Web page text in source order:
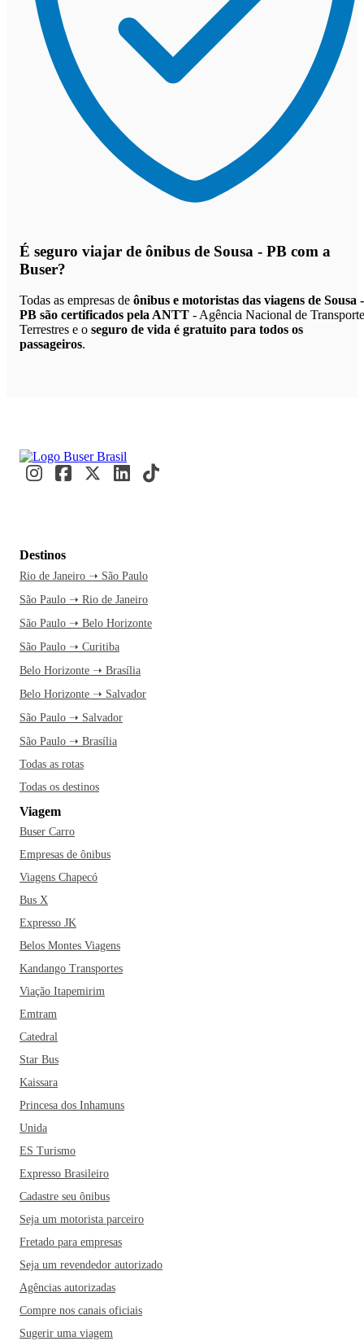
É seguro viajar de ônibus de Sousa - PB com a
Buser?
Todas as empresas de ônibus e motoristas das viagens de Sousa -
PB são certificados pela ANTT - Agência Nacional de
Terrestres e o seguro de vida é gratuito para todos os
passageiros.
Destinos
Rio de Janeiro ➝ São Paulo
São Paulo ➝ Rio de Janeiro
São Paulo ➝ Belo Horizonte
São Paulo ➝ Curitiba
Belo Horizonte ➝ Brasília
Belo Horizonte ➝ Salvador
São Paulo ➝ Salvador
São Paulo ➝ Brasília
Todas as rotas
Todas os destinos
Viagem
Buser Carro
Empresas de ônibus
Viagens Chapecó
Bus X
Expresso JK
Belos Montes Viagens
Kandango Transportes
Viação Itapemirim
Emtram
Catedral
Star Bus
Kaissara
Princesa dos Inhamuns
Unida
ES Turismo
Expresso Brasileiro
Cadastre seu ônibus
Seja um motorista parceiro
Fretado para empresas
Seja um revendedor autorizado
Agências autorizadas
Compre nos canais oficiais
Sugerir uma viagem